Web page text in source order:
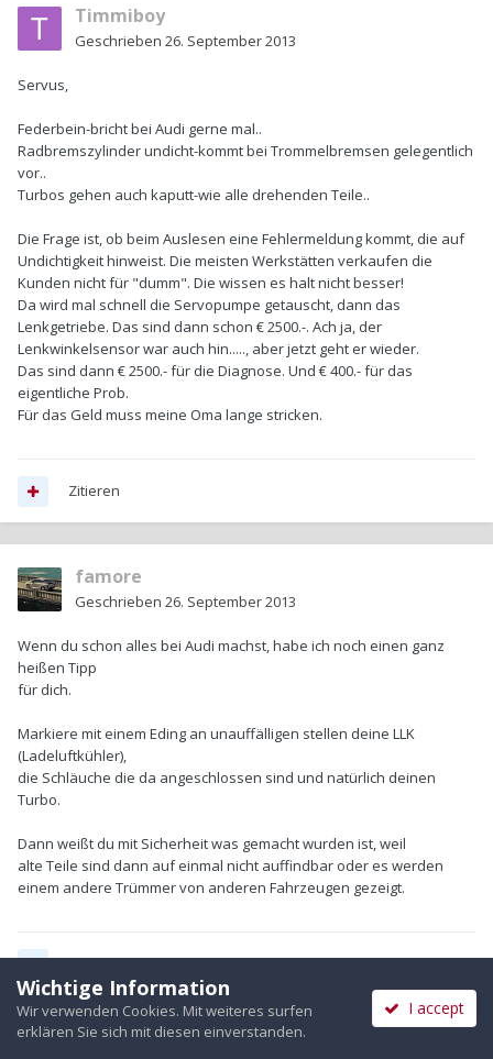
Timmiboy
Geschrieben 26. September 2013
Servus,
Federbein-bricht bei Audi gerne mal..
Radbremszylinder undicht-kommt bei Trommelbremsen gelegentlich
vor..
Turbos gehen auch kaputt-wie alle drehenden Teile..
Die Frage ist, ob beim Auslesen eine Fehlermeldung kommt, die auf
Undichtigkeit hinweist. Die meisten Werkstätten verkaufen die
Kunden nicht für "dumm". Die wissen es halt nicht besser!
Da wird mal schnell die Servopumpe getauscht, dann das
Lenkgetriebe. Das sind dann schon € 2500.-. Ach ja, der
Lenkwinkelsensor war auch hin....., aber jetzt geht er wieder.
Das sind dann € 2500.- für die Diagnose. Und € 400.- für das
eigentliche Prob.
Für das Geld muss meine Oma lange stricken.
Zitieren
famore
Geschrieben 26. September 2013
Wenn du schon alles bei Audi machst, habe ich noch einen ganz
heißen Tipp
für dich.
Markiere mit einem Eding an unauffälligen stellen deine LLK
(Ladeluftkühler),
die Schläuche die da angeschlossen sind und natürlich deinen
Turbo.
Dann weißt du mit Sicherheit was gemacht wurden ist, weil
alte Teile sind dann auf einmal nicht auffindbar oder es werden
einem andere Trümmer von anderen Fahrzeugen gezeigt.
Zitieren
Wichtige Information
Wir verwenden Cookies. Mit weiteres surfen
erklären Sie sich mit diesen einverstanden.
I accept